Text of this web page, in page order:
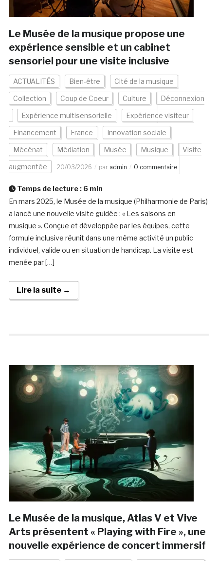
Le Musée de la musique propose une
expérience sensible et un cabinet
sensoriel pour une visite inclusive
ACTUALITÉS Bien-être Cité de la musique
Collection Coup de Coeur Culture Déconnexion
Expérience multisensorielle Expérience visiteur
Financement France Innovation sociale
Mécénat Médiation Musée Musique Visite
augmentée 20/03/2026 par admin 0 commentaire
Temps de lecture : 6 min
En mars 2025, le Musée de la musique (Philharmonie de Paris)
a lancé une nouvelle visite guidée : « Les saisons en
musique ». Conçue et développée par les équipes, cette
formule inclusive réunit dans une même activité un public
individuel, valide ou en situation de handicap. La visite est
menée par […]
Lire la suite →
Le Musée de la musique, Atlas V et Vive
Arts présentent « Playing with Fire », une
nouvelle expérience de concert immersif